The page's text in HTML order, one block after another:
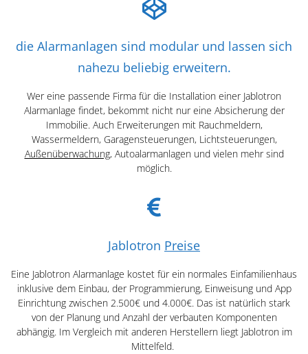
die Alarmanlagen sind modular und lassen sich
nahezu beliebig erweitern.
Wer eine passende Firma für die Installation einer Jablotron
Alarmanlage findet, bekommt nicht nur eine Absicherung der
Immobilie. Auch Erweiterungen mit Rauchmeldern,
Wassermeldern, Garagensteuerungen, Lichtsteuerungen,
Außenüberwachung, Autoalarmanlagen und vielen mehr sind
möglich.
Jablotron Preise
Eine Jablotron Alarmanlage kostet für ein normales Einfamilienhaus
inklusive dem Einbau, der Programmierung, Einweisung und App
Einrichtung zwischen 2.500€ und 4.000€. Das ist natürlich stark
von der Planung und Anzahl der verbauten Komponenten
abhängig. Im Vergleich mit anderen Herstellern liegt Jablotron im
Mittelfeld.